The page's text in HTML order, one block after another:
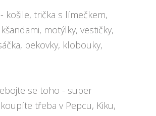
košile, trička s límečkem,
motýlky, vestičky,
bekovky, klobouky,
se toho - super
třeba v Pepcu, Kiku,